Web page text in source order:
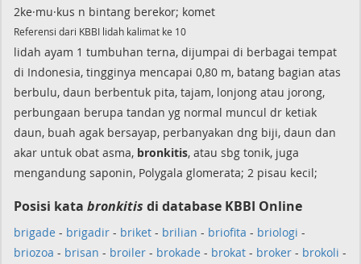
2ke·mu·kus n bintang berekor; komet
Referensi dari KBBI lidah kalimat ke 10
lidah ayam 1 tumbuhan terna, dijumpai di berbagai tempat
di Indonesia, tingginya mencapai 0,80 m, batang bagian atas
berbulu, daun berbentuk pita, tajam, lonjong atau jorong,
perbungaan berupa tandan yg normal muncul dr ketiak
daun, buah agak bersayap, perbanyakan dng biji, daun dan
akar untuk obat asma, bronkitis, atau sbg tonik, juga
mengandung saponin, Polygala glomerata; 2 pisau kecil;
Posisi kata bronkitis di database KBBI Online
brigade - brigadir - briket - brilian - briofita - briologi -
briozoa - brisan - broiler - brokade - brokat - broker - brokoli -